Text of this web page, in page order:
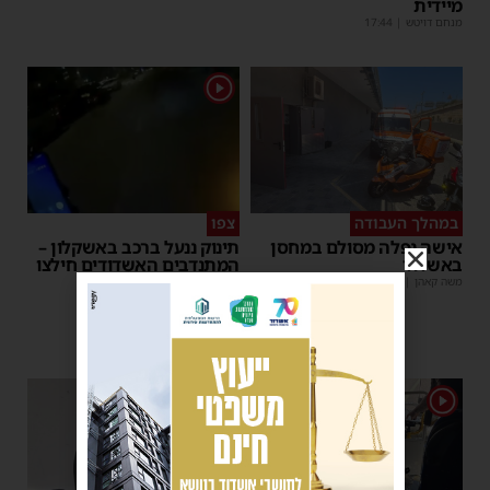
מיידית
מנחם דויטש |
17:44
במהלך העבודה
אישה נפלה מסולם במחסן
באשדוד
משה קאהן |
17:31
1
צפו
תינוק ננעל ברכב באשקלון –
המתנדבים האשדודים חילצו
אותו בשלום
משה קאהן |
1
1